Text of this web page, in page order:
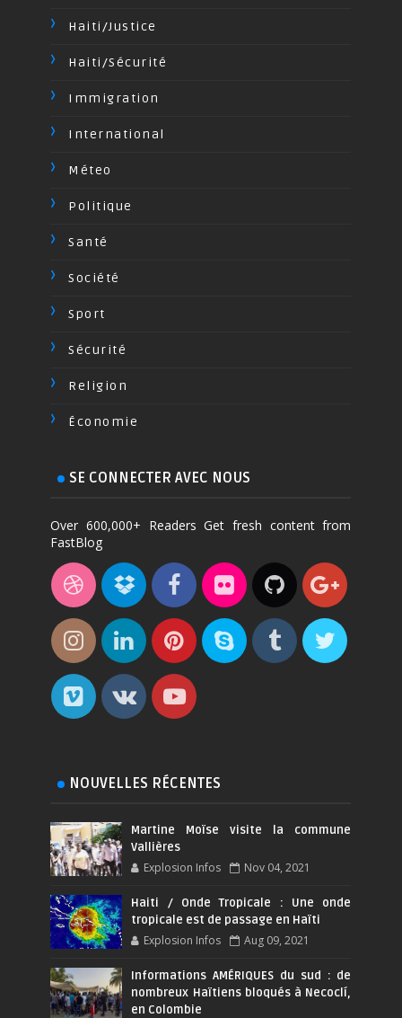
Haiti/Justice
Haiti/Sécurité
Immigration
International
Méteo
Politique
Santé
Société
Sport
Sécurité
Religion
Économie
SE CONNECTER AVEC NOUS
Over 600,000+ Readers Get fresh content from
FastBlog
NOUVELLES RÉCENTES
Martine Moïse visite la commune
Vallières
Explosion Infos Nov 04, 2021
Haiti / Onde Tropicale : Une onde
tropicale est de passage en Haïti
Explosion Infos Aug 09, 2021
Informations AMÉRIQUES du sud : de
nombreux Haïtiens bloqués à Necoclí,
en Colombie